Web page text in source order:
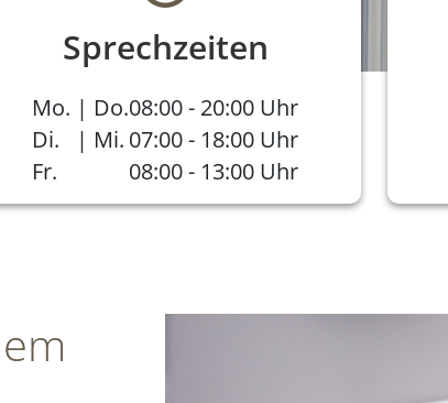
Sprechzeiten
Mo. | Do.
Di. | Mi.
Fr.
08:00 - 20:00 Uhr
07:00 - 18:00 Uhr
08:00 - 13:00 Uhr